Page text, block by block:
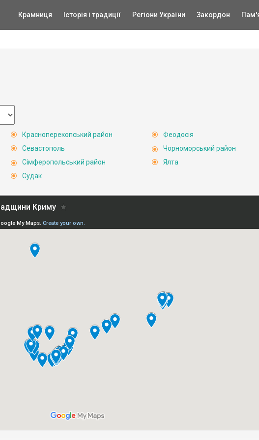
Крамниця Історія і традиції Регіони України Закордон
Красноперекопський район
Севастополь
Сімферопольський район
Судак
Феодосія
Чорноморський район
Ялта